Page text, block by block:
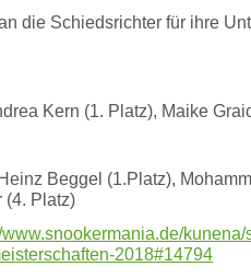
die Schiedsrichter für ihre
Kern (1. Platz), Maike
Beggel (1.Platz),
(4. Platz)
www.snookermania.de/
2018#14794